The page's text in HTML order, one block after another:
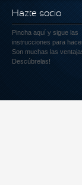
Hazte socio
Pincha aquí y sigue las
instrucciones para
Son muchas las
Descúbrelas!